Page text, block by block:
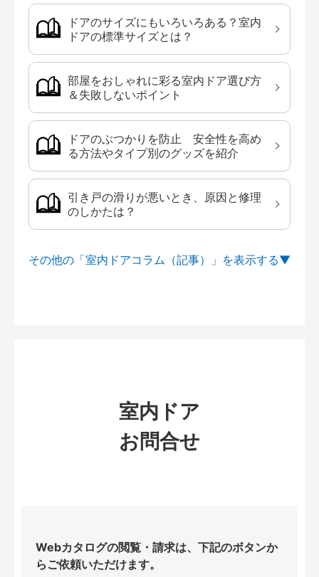
ドアのサイズにもいろいろある？室内
ドアの標準サイズとは？
部屋をおしゃれに彩る室内ドア選び方
＆失敗しないポイント
ドアのぶつかりを防止 安全性を高め
る方法やタイプ別のグッズを紹介
引き戸の滑りが悪いとき、原因と修理
のしかたは？
その他の「室内ドアコラム（記事）」を
室内ドア
お問合せ
Webカタログの閲覧・請求は、下記のボタンか
らご依頼いただけます。